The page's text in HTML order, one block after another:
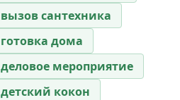
вызов сантехника
готовка дома
деловое мероприятие
детский кокон